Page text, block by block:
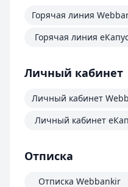
Горячая линия
Горячая линия
Личный кабинет
Личный кабинет
Личный кабинет
Отписка
Отписка Webbankir